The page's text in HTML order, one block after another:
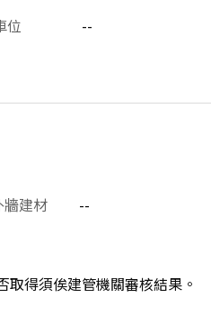
位 --
牆建材 --
得須俟建管機關審核結果。